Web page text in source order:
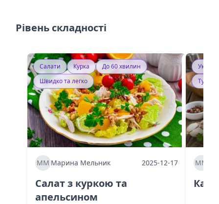
Рівень складності
Салати Курка
До 60 хвилин
Швидко та легко
ММ Марина Мельник 2025-12-17
Салат з куркою та
апельсином
ММ